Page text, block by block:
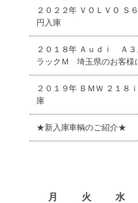
２０２２年 ＶＯＬＶＯ
円入庫
２０１８年 Ａｕｄｉ Ａ
ラックＭ 埼玉県のお客様
２０１９年 ＢＭＷ ２１
庫
★新入庫車輌のご紹介★
月 火 水